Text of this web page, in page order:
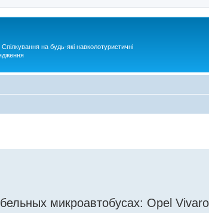
на будь-які навколотуристичні
микроавтобусах: Opel